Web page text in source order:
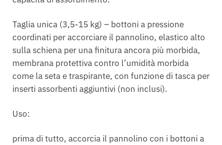
Taglia unica (3,5-15 kg) – bottoni a pressione
coordinati per accorciare il pannolino, elastico alto
sulla schiena per una finitura ancora più morbida,
membrana protettiva contro l’umidità morbida
come la seta e traspirante, con funzione di tasca per
inserti assorbenti aggiuntivi (non inclusi).
Uso:
prima di tutto, accorcia il pannolino con i bottoni a